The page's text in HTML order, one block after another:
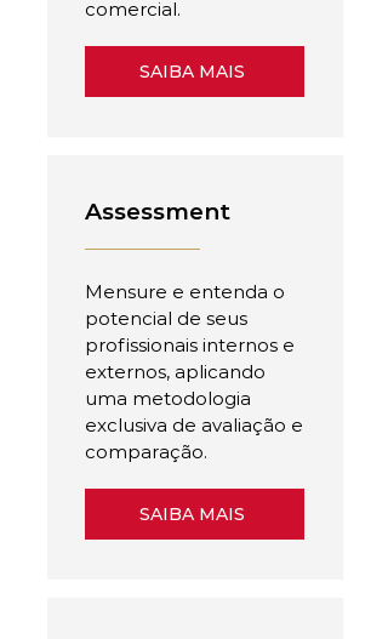
comercial.
SAIBA MAIS
Assessment
Mensure e entenda o
potencial de seus
profissionais internos e
externos, aplicando
uma metodologia
exclusiva de avaliação e
comparação.
SAIBA MAIS